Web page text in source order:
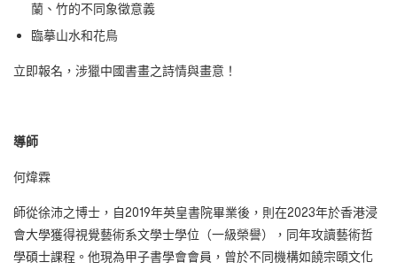
蘭、竹的不同象徵意義
臨摹山水和花鳥
立即報名，涉獵中國書畫之詩情與畫意！
導師
何煒霖
師從徐沛之博士，自2019年英皇書院畢業後，則在2023年於香港浸
會大學獲得視覺藝術系文學士學位（一級榮譽），同年攻讀藝術哲
學碩士課程。他現為甲子書學會會員，曾於不同機構如饒宗頤文化